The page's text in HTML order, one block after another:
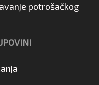
potrošačkog